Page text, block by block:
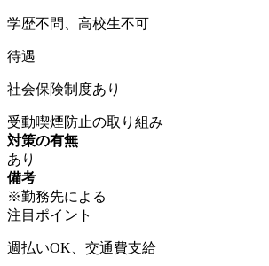
学歴不問、高校生不可
待遇
社会保険制度あり
受動喫煙防止の取り組み
対策の有無
あり
備考
※勤務先による
注目ポイント
週払いOK、交通費支給